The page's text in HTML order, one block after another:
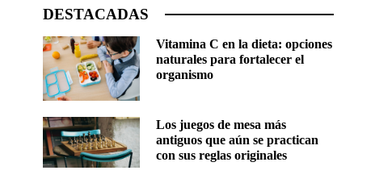
DESTACADAS
Vitamina C en la dieta: opciones
naturales para fortalecer el
organismo
Los juegos de mesa más
antiguos que aún se practican
con sus reglas originales